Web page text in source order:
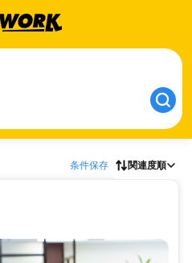
条件保存 関連度順